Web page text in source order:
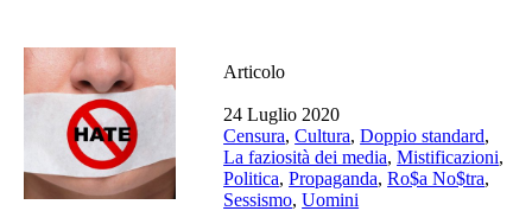
Articolo
24 Luglio 2020
Censura,Cultura,Doppio standard,
La faziosità dei media,Mistificazioni,
Politica,Propaganda,Ro$a No$tra,
Sessismo,Uomini